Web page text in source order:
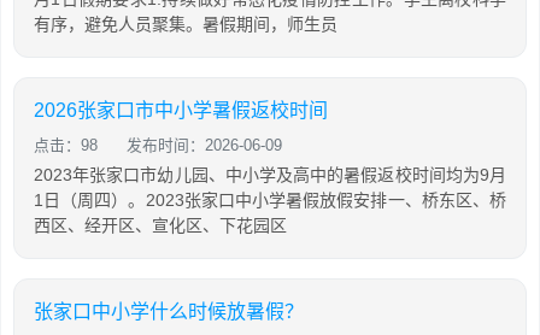
有序，避免人员聚集。暑假期间，师生员
2026张家口市中小学暑假返校时间
点击：98 发布时间：2026-06-09
2023年张家口市幼儿园、中小学及高中的暑假返校时间均为9月
1日（周四）。2023张家口中小学暑假放假安排一、桥东区、桥
西区、经开区、宣化区、下花园区
张家口中小学什么时候放暑假？